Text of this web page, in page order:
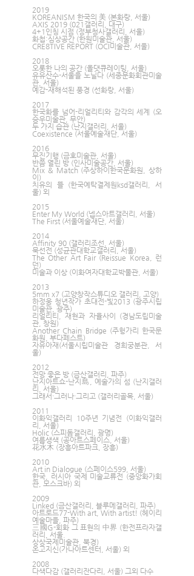
2019
KOREANISM 한국의 美 (본화랑, 서울)
AXIS 2019 (021갤러리, 대구)
4+1인칭 시점 (정부청사갤러리, 서울)
화첩:심상공간 (한원미술관, 서울)
CRE8TIVE REPORT (OCI미술관, 서울)
2018
오롯한 나의 공간 (올댓큐레이팅, 서울)
유유산수-서울을 노닐다 (세종문화회관미술
관, 서울)
예감-재해석된 풍경 (선화랑, 서울)
2017
한국화를 넘어-리얼리티와 감각의 세계 (오
승우미술관, 무안)
두 가지 습관 (난지갤러리, 서울)
Coexistence (서울예술재단, 서울)
2016
무진기행 (금호미술관, 서울)
반쯤 열린 방 (인사미술공간, 서울)
Mix & Match (주상하이한국문화원, 상하
이)
치유의 뜰 (한국예탁결제원ksd갤러리, 서
울) 외
2015
Enter My World (넵스아트갤러리, 서울)
The First (서울예술재단, 서울)
2014
Affinity 90 (갤러리조선, 서울)
묵선전 (성균관대학교갤러리, 서울)
The Other Art Fair (Reissue Korea, 런
던)
미술과 이상 (이화여자대학교박물관, 서울)
2013
5mm x7 (고양창작스튜디오 갤러리, 고양)
하정웅 청년작가 초대전-빛2013 (광주시립
미술관, 광주)
리얼리티, 재현과 자율사이 (경남도립미술
관, 창원)
Another Chain Bridge (주헝가리 한국문
화원, 부다페스트)
자유아재(서울시립미술관 경희궁분관, 서
울)
2012
전망 좋은 방 (금산갤러리, 파주)
난지아트쇼-난지島, 예술가의 섬 (난지갤러
리, 서울)
그래서·그러나·그리고 (갤러리골목, 서울)
2011
이화익갤러리 10주년 기념전 (이화익갤러
리, 서울)
Holic (스피돔갤러리, 광명)
여름생색 (공아트스페이스, 서울)
花水木 (장흥아트파크, 장흥)
2010
Art in Dialogue (스페이스599, 서울)
한국, 러시아 국제 미술교류전 (중앙화가회
관, 모스크바) 외
2009
Linked (금산갤러리, 블루메갤러리, 파주)
아트로드77-With art, With artist! (헤이리
예술마을, 파주)
三國G-회화 그 표현의 中界 (한전프라자갤
러리, 서울.
상상국제미술관, 북경)
온고지신(가나아트센터, 서울) 외
2008
다색다감 (갤러리잔다리, 서울) 그외 다수